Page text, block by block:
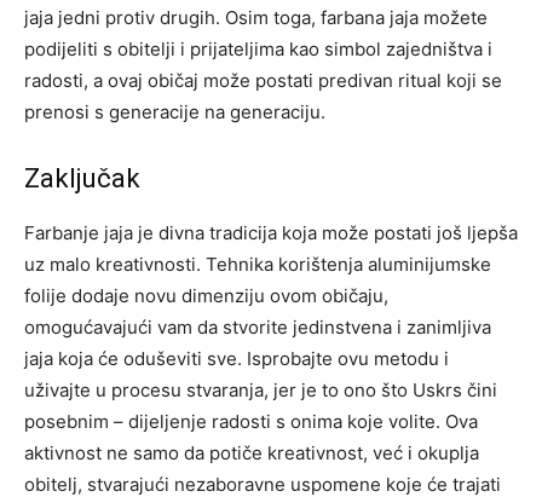
jaja jedni protiv drugih. Osim toga, farbana jaja možete
podijeliti s obitelji i prijateljima kao simbol zajedništva i
radosti, a ovaj običaj može postati predivan ritual koji se
prenosi s generacije na generaciju.
Zaključak
Farbanje jaja je divna tradicija koja može postati još ljepša
uz malo kreativnosti. Tehnika korištenja aluminijumske
folije dodaje novu dimenziju ovom običaju,
omogućavajući vam da stvorite jedinstvena i zanimljiva
jaja koja će oduševiti sve. Isprobajte ovu metodu i
uživajte u procesu stvaranja, jer je to ono što Uskrs čini
posebnim – dijeljenje radosti s onima koje volite. Ova
aktivnost ne samo da potiče kreativnost, već i okuplja
obitelj, stvarajući nezaboravne uspomene koje će trajati